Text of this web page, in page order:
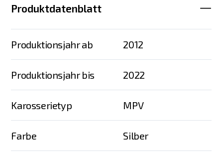
Produktdatenblatt
Produktionsjahr ab 2012
Produktionsjahr bis 2022
Karosserietyp MPV
Farbe Silber